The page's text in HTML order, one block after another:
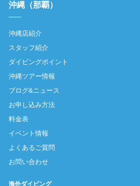
沖縄（那覇）
沖縄店紹介
スタッフ紹介
ダイビングポイント
沖縄ツアー情報
ブログ&ニュース
お申し込み方法
料金表
イベント情報
よくあるご質問
お問い合わせ
海外ダイビング